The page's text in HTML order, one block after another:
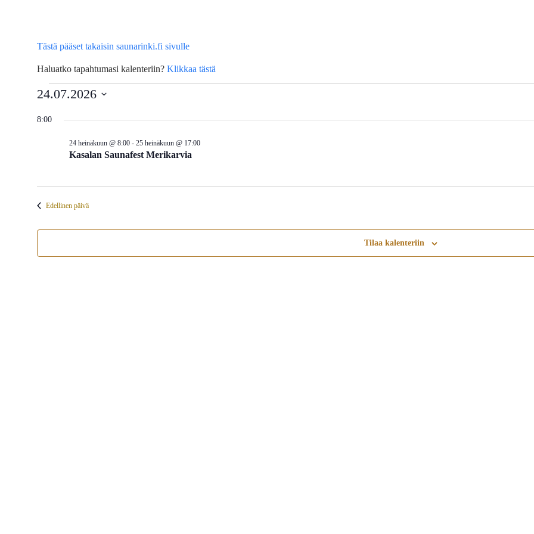
Tästä pääset takaisin saunarinki.fi sivulle
Haluatko tapahtumasi kalenteriin? Klikkaa tästä
Tapahtumat
for
heinäkuun,
2026
24.07.2026
8:00
Kasalan Saunafest Merikarvia
24 heinäkuun @ 8:00- 25 heinäkuun @ 17:00
Edellinen päivä
Tilaa kalenteriin